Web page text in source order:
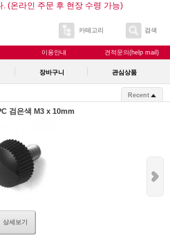
(온라인 주문 후 현장 수령 가능)
카테고리 검색
이용안내 견적문의(help mail)
장바구니 관심상품
Recent
검은색 M3 x 10mm
상세보기